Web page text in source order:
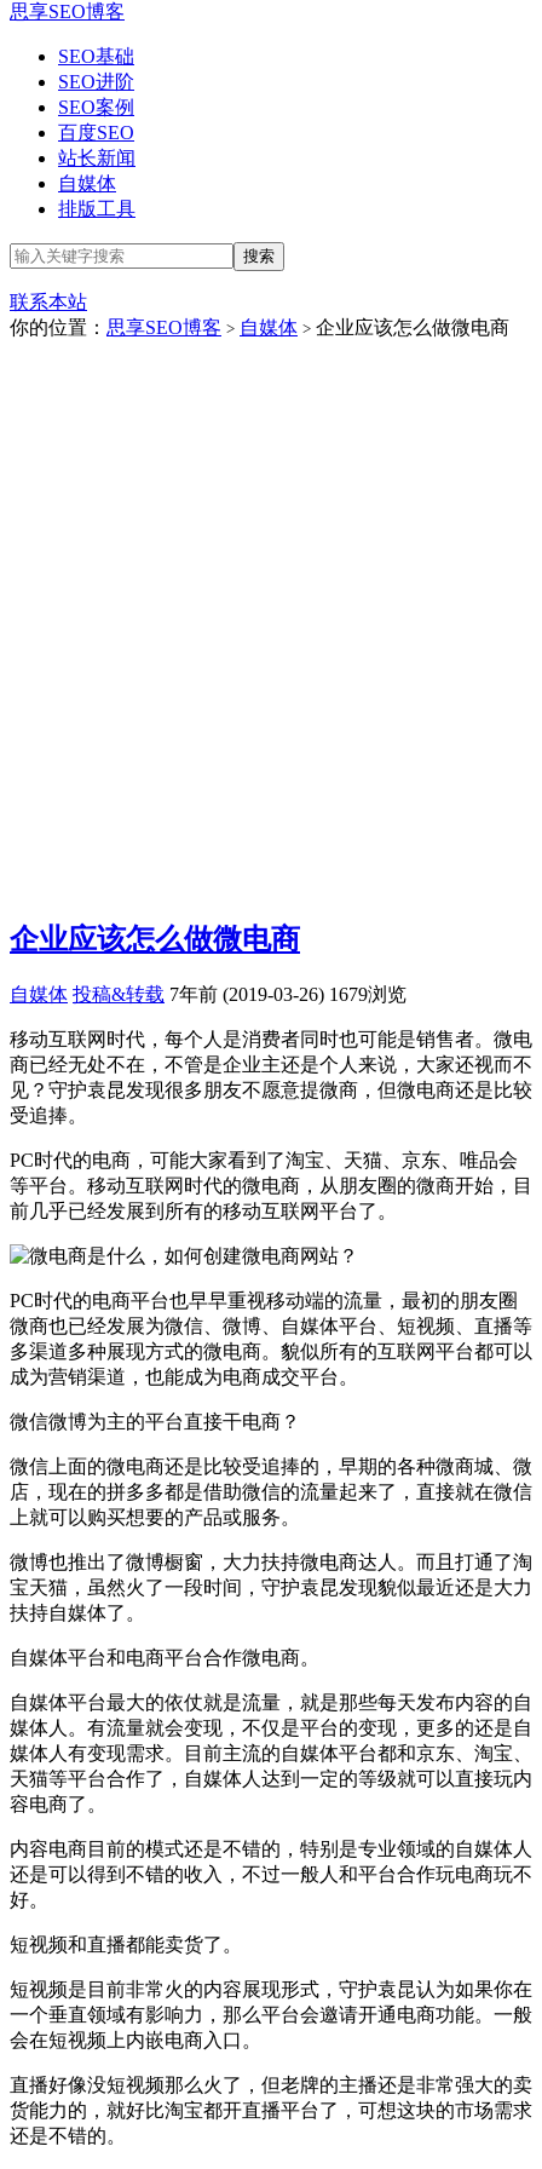
思享SEO博客
SEO基础
SEO进阶
SEO案例
百度SEO
站长新闻
自媒体
排版工具
联系本站
你的位置： 思享SEO博客 > 自媒体 > 企业应该怎么做微电商
企业应该怎么做微电商
自媒体 投稿&转载 7年前 (2019-03-26) 1679浏览
移动互联网时代，每个人是消费者同时也可能是销售者。微电
商已经无处不在，不管是企业主还是个人来说，大家还视而不
见？守护袁昆发现很多朋友不愿意提微商，但微电商还是比较
受追捧。
PC时代的电商，可能大家看到了淘宝、天猫、京东、唯品会
等平台。移动互联网时代的微电商，从朋友圈的微商开始，目
前几乎已经发展到所有的移动互联网平台了。
PC时代的电商平台也早早重视移动端的流量，最初的朋友圈
微商也已经发展为微信、微博、自媒体平台、短视频、直播等
多渠道多种展现方式的微电商。貌似所有的互联网平台都可以
成为营销渠道，也能成为电商成交平台。
微信微博为主的平台直接干电商？
微信上面的微电商还是比较受追捧的，早期的各种微商城、微
店，现在的拼多多都是借助微信的流量起来了，直接就在微信
上就可以购买想要的产品或服务。
微博也推出了微博橱窗，大力扶持微电商达人。而且打通了淘
宝天猫，虽然火了一段时间，守护袁昆发现貌似最近还是大力
扶持自媒体了。
自媒体平台和电商平台合作微电商。
自媒体平台最大的依仗就是流量，就是那些每天发布内容的自
媒体人。有流量就会变现，不仅是平台的变现，更多的还是自
媒体人有变现需求。目前主流的自媒体平台都和京东、淘宝、
天猫等平台合作了，自媒体人达到一定的等级就可以直接玩内
容电商了。
内容电商目前的模式还是不错的，特别是专业领域的自媒体人
还是可以得到不错的收入，不过一般人和平台合作玩电商玩不
好。
短视频和直播都能卖货了。
短视频是目前非常火的内容展现形式，守护袁昆认为如果你在
一个垂直领域有影响力，那么平台会邀请开通电商功能。一般
会在短视频上内嵌电商入口。
直播好像没短视频那么火了，但老牌的主播还是非常强大的卖
货能力的，就好比淘宝都开直播平台了，可想这块的市场需求
还是不错的。